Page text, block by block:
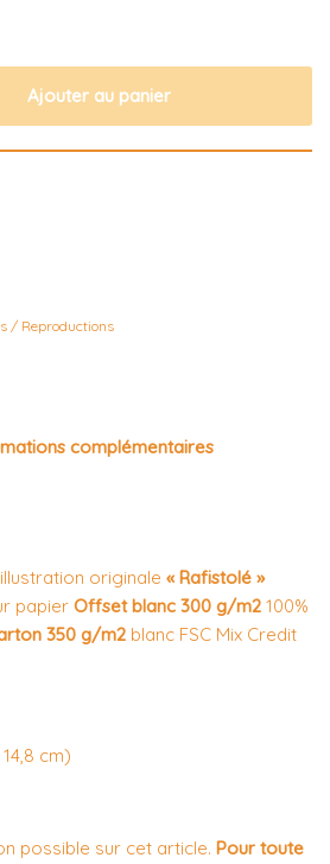
Ajouter au panier
/ Reproductions
complémentaires
originale « Rafistolé »
papier Offset blanc 300 g/m2 100%
350 g/m2 blanc FSC Mix Credit
14,8 cm)
possible sur cet article. Pour toute